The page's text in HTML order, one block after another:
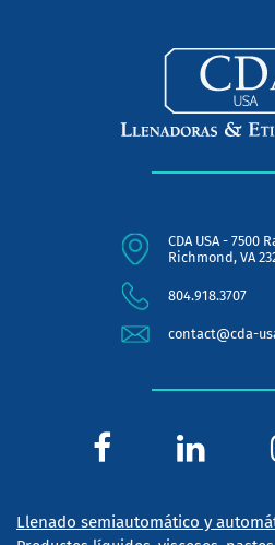
CDA USA - 7500
Richmond, VA
804.918.3707
contact@cda-
Llenado semiautomático y